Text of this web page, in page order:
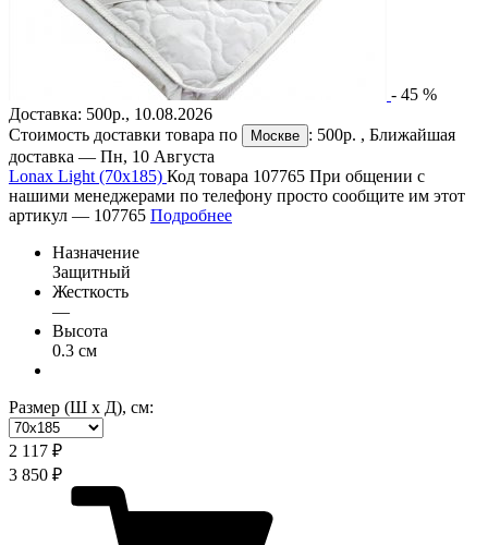
- 45 %
Доставка: 500р., 10.08.2026
Стоимость доставки товара по
Москве : 500р. , Ближайшая
доставка — Пн, 10 Августа
Lonax Light (70х185) Код товара 107765 При общении с
нашими менеджерами по телефону просто сообщите им этот
артикул — 107765 Подробнее
Назначение
Защитный
Жесткость
—
Высота
0.3 см
Размер (Ш х Д), см:
2 117 ₽
3 850 ₽